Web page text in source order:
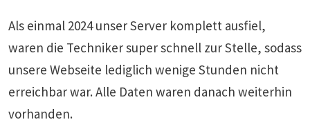
Als einmal 2024 unser Server komplett ausfiel,
waren die Techniker super schnell zur Stelle, sodass
unsere Webseite lediglich wenige Stunden nicht
erreichbar war. Alle Daten waren danach weiterhin
vorhanden.